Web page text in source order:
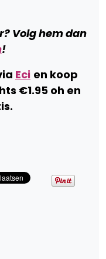
Volg hem dan
!
Eci en koop
€1.95 oh en